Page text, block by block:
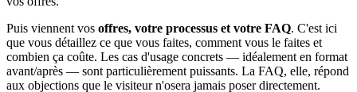
Puis viennent vos offres, votre processus et votre FAQ. C'est ici
que vous détaillez ce que vous faites, comment vous le faites et
combien ça coûte. Les cas d'usage concrets — idéalement en format
avant/après — sont particulièrement puissants. La FAQ, elle, répond
aux objections que le visiteur n'osera jamais poser directement.